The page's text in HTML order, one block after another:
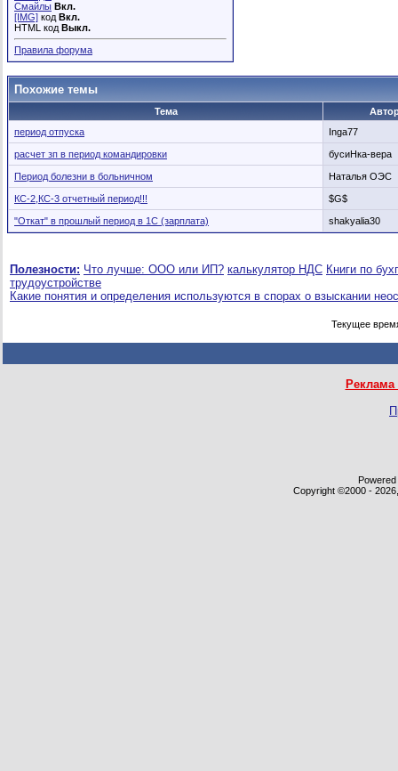
Смайлы Вкл.
[IMG] код Вкл.
HTML код Выкл.
Правила форума
Похожие темы
Тема
период отпуска
Inga77
расчет зп в период командировки бусиНка-вера
Период болезни в больничном Наталья ОЭС
КС-2,КС-3 отчетный период!!! $G$
"Откат" в прошлый период в 1С (зарплата) shakyalia30
Полезности: Что лучше: ООО или ИП? калькулятор НДС Книги по
трудоустройстве
Какие понятия и определения используются в спорах о взыскании
Текущее
Copyright ©2000 -